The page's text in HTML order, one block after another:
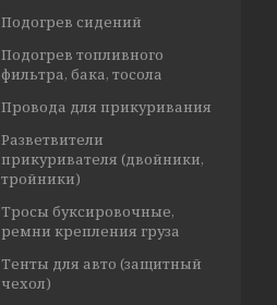
Подогрев сидений
Подогрев топливного
фильтра, бака, тосола
Провода для прикуривания
Разветвители
прикуривателя (двойники,
тройники)
Тросы буксировочные,
ремни крепления груза
Тенты для авто (защитный
чехол)